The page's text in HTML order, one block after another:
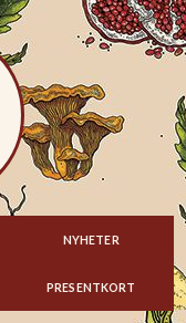
NYHETER
PRESENTKORT